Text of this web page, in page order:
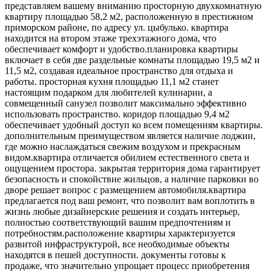
представляем вашему вниманию просторную двухкомнатную
квартиру площадью 58,2 м2, расположенную в престижном
приморском районе, по адресу ул. цыбулько. квартира
находится на втором этаже трехэтажного дома, что
обеспечивает комфорт и удобство.планировка квартиры
включает в себя две раздельные комнаты площадью 19,5 м2 и
11,5 м2, создавая идеальное пространство для отдыха и
работы. просторная кухня площадью 11,1 м2 станет
настоящим подарком для любителей кулинарии, а
совмещенный санузел позволит максимально эффективно
использовать пространство. коридор площадью 9,4 м2
обеспечивает удобный доступ ко всем помещениям квартиры.
дополнительным преимуществом является наличие лоджии,
где можно наслаждаться свежим воздухом и прекрасным
видом.квартира отличается обилием естественного света и
ощущением простора. закрытая территория дома гарантирует
безопасность и спокойствие жильцов, а наличие парковки во
дворе решает вопрос с размещением автомобиля.квартира
предлагается под ваш ремонт, что позволит вам воплотить в
жизнь любые дизайнерские решения и создать интерьер,
полностью соответствующий вашим предпочтениям и
потребностям.расположение квартиры характеризуется
развитой инфраструктурой, все необходимые объекты
находятся в пешей доступности. документы готовы к
продаже, что значительно упрощает процесс приобретения